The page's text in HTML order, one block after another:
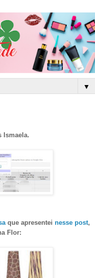
▼
Ismaela.
que apresentei nesse post,
Flor: